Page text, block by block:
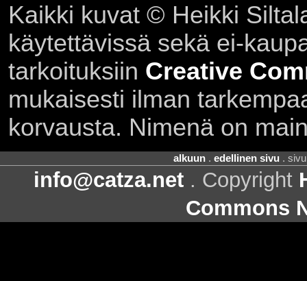
Kaikki kuvat © Heikki
käytettävissä sekä ei-
tarkoituksiin Creative
mukaisesti ilman
korvausta. Nimenä on
alkuun . edellinen sivu .
info@catza.net . Copyright
Commons